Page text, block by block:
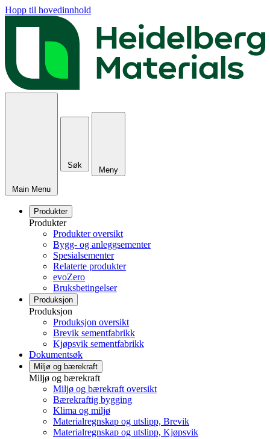
Hopp til hovedinnhold
Main Menu
Søk
Meny
Produkter
Produkter
Produkter oversikt
Bygg- og anleggsementer
Spesialsementer
Relaterte produkter
evoZero
Bruksbetingelser
Produksjon
Produksjon
Produksjon oversikt
Brevik sementfabrikk
Kjøpsvik sementfabrikk
Dokumentsøk
Miljø og bærekraft
Miljø og bærekraft
Miljø og bærekraft oversikt
Bærekraftig bygging
Klima og miljø
Materialregnskap og utslipp, Brevik
Materialregnskap og utslipp, Kjøpsvik